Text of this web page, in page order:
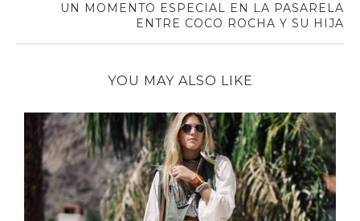
UN MOMENTO ESPECIAL EN LA PASARELA
ENTRE COCO ROCHA Y SU HIJA
YOU MAY ALSO LIKE